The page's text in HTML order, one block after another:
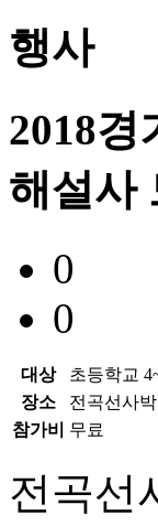
행사
2018경
해설사
0
0
대상
초등학교
장소
전곡선사
참가비
무료
전곡선